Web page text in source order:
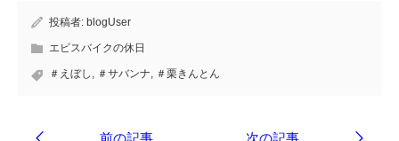
投稿者: blogUser
エビスバイクの休日
＃えぼし , ＃サバンナ, ＃栗きんとん